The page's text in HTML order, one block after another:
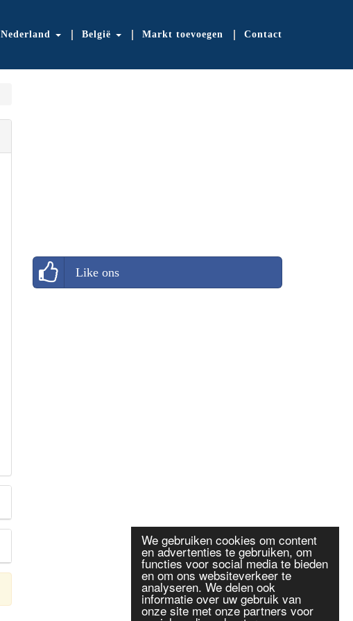
We gebruiken cookies om content
en advertenties te gebruiken, om
functies voor social media te bieden
en om ons websiteverkeer te
analyseren. We delen ook
informatie over uw gebruik van
onze site met onze partners voor
Nederland België Markt toevoegen Contact
Like ons